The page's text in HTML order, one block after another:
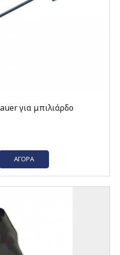
για μπιλιάρδο
ΑΓΟΡΆ